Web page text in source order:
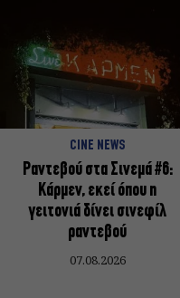
CINE NEWS
Ραντεβού στα Σινεμά #6:
Κάρμεν, εκεί όπου η
γειτονιά δίνει σινεφίλ
ραντεβού
07.08.2026